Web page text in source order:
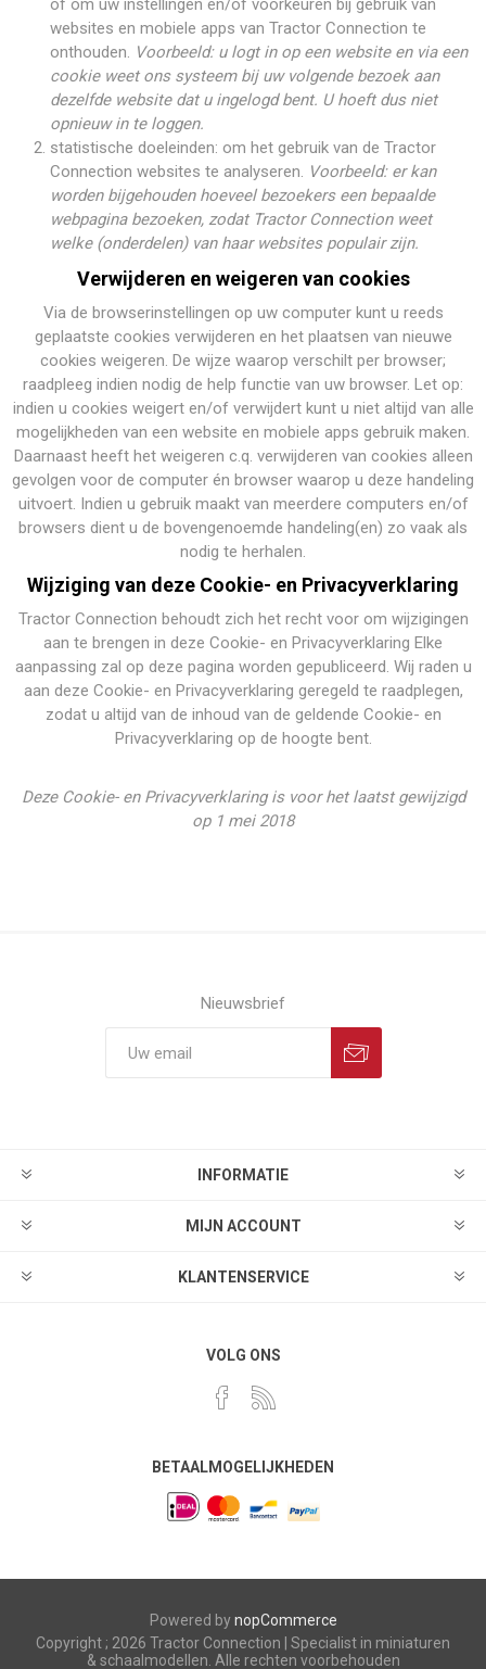
of om uw instellingen en/of voorkeuren bij gebruik van
websites en mobiele apps van Tractor Connection te
onthouden. Voorbeeld: u logt in op een website en via een
cookie weet ons systeem bij uw volgende bezoek aan
dezelfde website dat u ingelogd bent. U hoeft dus niet
opnieuw in te loggen.
statistische doeleinden: om het gebruik van de Tractor
Connection websites te analyseren. Voorbeeld: er kan
worden bijgehouden hoeveel bezoekers een bepaalde
webpagina bezoeken, zodat Tractor Connection weet
welke (onderdelen) van haar websites populair zijn.
Verwijderen en weigeren van cookies
Via de browserinstellingen op uw computer kunt u reeds
geplaatste cookies verwijderen en het plaatsen van nieuwe
cookies weigeren. De wijze waarop verschilt per browser;
raadpleeg indien nodig de help functie van uw browser. Let op:
indien u cookies weigert en/of verwijdert kunt u niet altijd van alle
mogelijkheden van een website en mobiele apps gebruik maken.
Daarnaast heeft het weigeren c.q. verwijderen van cookies alleen
gevolgen voor de computer én browser waarop u deze handeling
uitvoert. Indien u gebruik maakt van meerdere computers en/of
browsers dient u de bovengenoemde handeling(en) zo vaak als
nodig te herhalen.
Wijziging van deze Cookie- en Privacyverklaring
Tractor Connection behoudt zich het recht voor om wijzigingen
aan te brengen in deze Cookie- en Privacyverklaring Elke
aanpassing zal op deze pagina worden gepubliceerd. Wij raden u
aan deze Cookie- en Privacyverklaring geregeld te raadplegen,
zodat u altijd van de inhoud van de geldende Cookie- en
Privacyverklaring op de hoogte bent.
Deze Cookie- en Privacyverklaring is voor het laatst gewijzigd
op 1 mei 2018
Nieuwsbrief
INFORMATIE
MIJN ACCOUNT
KLANTENSERVICE
VOLG ONS
BETAALMOGELIJKHEDEN
Powered bynopCommerce
Copyright ; 2026 Tractor Connection | Specialist in miniaturen
& schaalmodellen. Alle rechten voorbehouden